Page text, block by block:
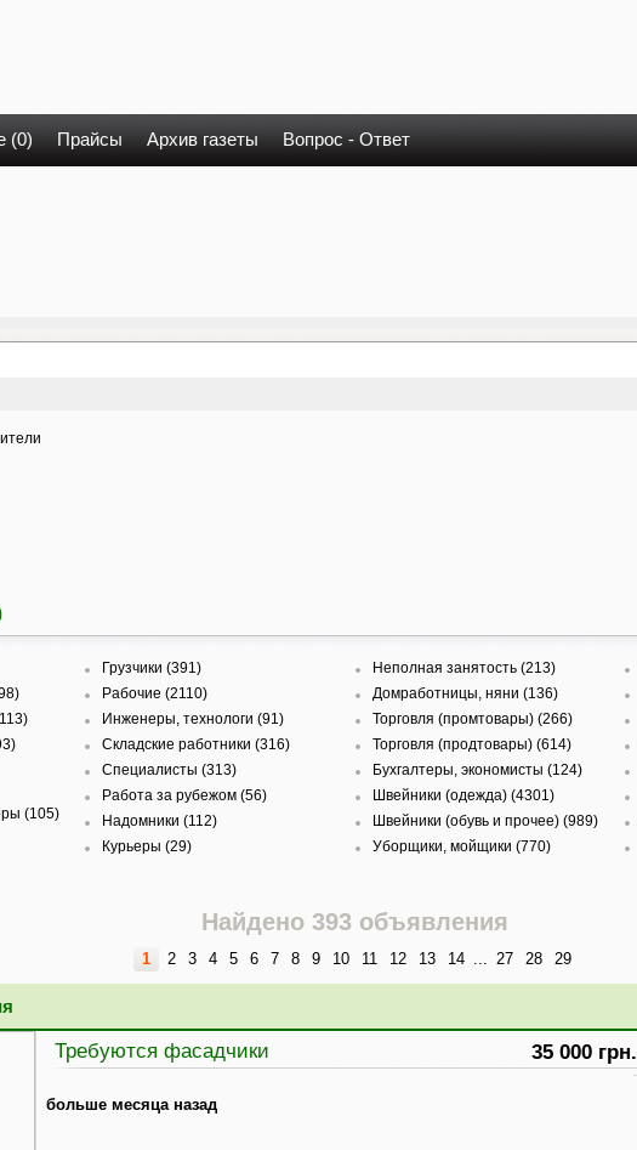
(0) Прайсы Архив газеты Вопрос - Ответ
(105)
Грузчики (391)
Рабочие (2110)
Инженеры, технологи (91)
Складские работники (316)
Специалисты (313)
Работа за рубежом (56)
Надомники (112)
Курьеры (29)
Неполная занятость (213)
Домработницы, няни (136)
Торговля (промтовары) (266)
Торговля (продтовары) (614)
Бухгалтеры, экономисты (124)
Швейники (одежда) (4301)
Швейники (обувь и прочее) (989)
Уборщики, мойщики (770)
Найдено 393 объявления
1 2 3 4 5 6 7 8 9 10 11 12 13 14 27 28 29
Требуются фасадчики 35 000 грн.
больше месяца назад